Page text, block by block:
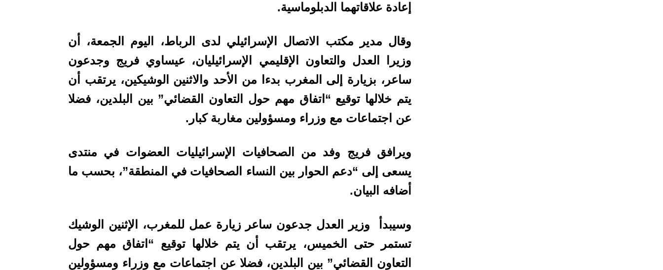
إعادة علاقاتهما الدبلوماسية.
وقال مدير مكتب الاتصال الإسرائيلي لدى الرباط، اليوم الجمعة، أن
وزيرا العدل والتعاون الإقليمي الإسرائيليان، عيساوي فريج وجدعون
ساعر، بزيارة إلى المغرب بدءا من الأحد والاثنين الوشيكين، يرتقب أن
يتم خلالها توقيع “اتفاق مهم حول التعاون القضائي” بين البلدين، فضلا
عن اجتماعات مع وزراء ومسؤولين مغاربة كبار.
ويرافق فريج وفد من الصحافيات الإسرائيليات العضوات في منتدى
يسعى إلى “دعم الحوار بين النساء الصحافيات في المنطقة”، بحسب ما
أضافه البيان.
وسيبدأ وزير العدل جدعون ساعر زيارة عمل للمغرب، الإثنين الوشيك
تستمر حتى الخميس، يرتقب أن يتم خلالها توقيع “اتفاق مهم حول
التعاون القضائي” بين البلدين، فضلا عن اجتماعات مع وزراء ومسؤولين